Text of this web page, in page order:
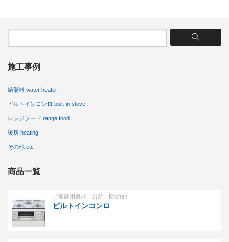
施工事例
給湯器 water heater
ビルトインコンロ built-in stove
レンジフード range food
暖房 heating
その他 etc
商品一覧
ご家庭用機器 台所 Kitchen
ビルトインコンロ